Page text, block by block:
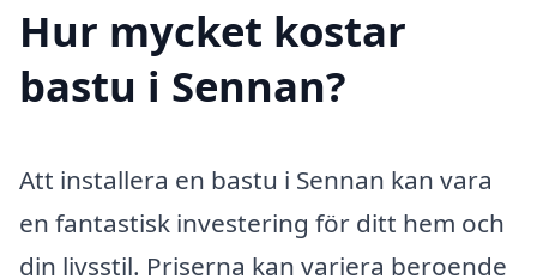
Hur mycket kostar
bastu i Sennan?
Att installera en bastu i Sennan kan vara
en fantastisk investering för ditt hem och
din livsstil. Priserna kan variera beroende